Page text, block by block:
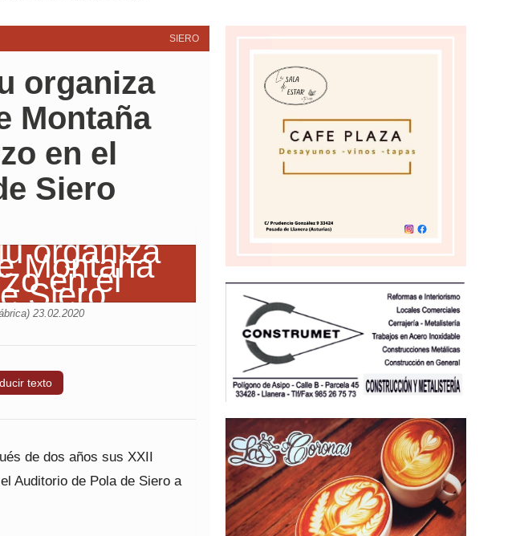
SIERO
organiza
Montaña
en el
Siero
23.02.2020
texto
de dos años sus XXII
Auditorio de Pola de Siero a